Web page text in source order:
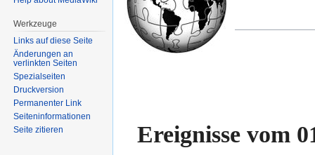
Ereignisse vom
Werkzeuge
Links auf diese Seite
Änderungen an
verlinkten Seiten
Spezialseiten
Druckversion
Permanenter Link
Seiten­informationen
Seite zitieren